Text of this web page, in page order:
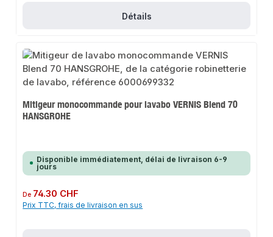
Détails
Mitigeur monocommande pour lavabo VERNIS Blend 70
HANSGROHE
Disponible immédiatement, délai de livraison 6-9
jours
Prix régulier :
De 74.30 CHF
Prix TTC, frais de livraison en sus